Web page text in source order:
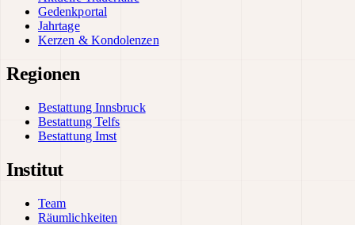
Gedenkportal
Jahrtage
Kerzen & Kondolenzen
Regionen
Bestattung Innsbruck
Bestattung Telfs
Bestattung Imst
Institut
Team
Räumlichkeiten